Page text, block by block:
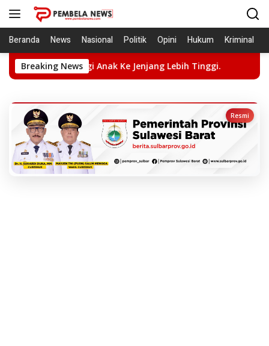
Langsung
Beranda News Nasional Politik Opini Hukum Kriminal
Breaking News
Anak Ke Jenjang Lebih Tinggi. Konferenprov PWI